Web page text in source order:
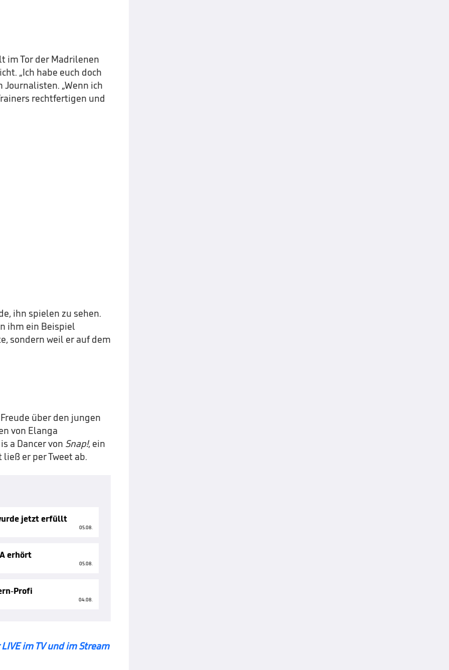
im Tor der Madrilenen
„Ich habe euch doch
Journalisten. „Wenn ich
rechtfertigen und
ihn spielen zu sehen.
ihm ein Beispiel
sondern weil er auf dem
über den jungen
von Elanga
a Dancer von Snap!, ein
er per Tweet ab.
jetzt erfüllt
05.08.
erhört
05.08.
Profi
04.08.
im TV und im Stream